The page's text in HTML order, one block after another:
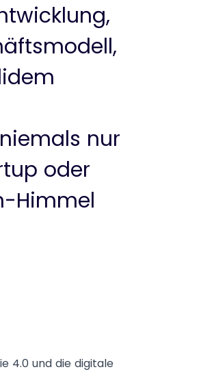
nur
oder
Himmel
4.0 und die digitale